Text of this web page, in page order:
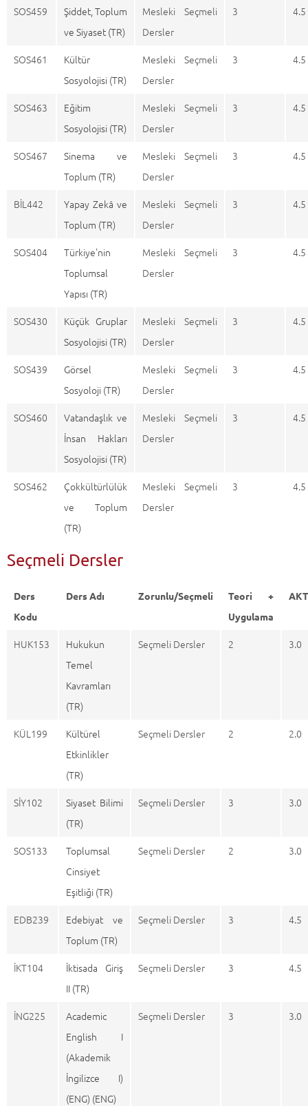
SOS459
Şiddet, Toplum
ve Siyaset (TR)
Mesleki Seçmeli
Dersler
3 4.5
SOS461
Kültür
Sosyolojisi (TR)
Mesleki Seçmeli
Dersler
3 4.5
SOS463
Eğitim
Sosyolojisi (TR)
Mesleki Seçmeli
Dersler
3 4.5
SOS467
Sinema ve
Toplum (TR)
Mesleki Seçmeli
Dersler
3 4.5
BİL442
Yapay Zekâ ve
Toplum (TR)
Mesleki Seçmeli
Dersler
3 4.5
SOS404
Türkiye'nin
Toplumsal
Yapısı (TR)
Mesleki Seçmeli
Dersler
3 4.5
SOS430
Küçük Gruplar
Sosyolojisi (TR)
Mesleki Seçmeli
Dersler
3 4.5
SOS439
Görsel
Sosyoloji (TR)
Mesleki Seçmeli
Dersler
3 4.5
SOS460
Vatandaşlık ve
İnsan Hakları
Sosyolojisi (TR)
Mesleki Seçmeli
Dersler
3 4.5
SOS462
Çokkültürlülük
ve Toplum
(TR)
Mesleki Seçmeli
Dersler
3 4.5
Seçmeli Dersler
Ders
Kodu
Ders Adı Zorunlu/Seçmeli
Teori +
Uygulama
HUK153
Hukukun
Temel
Kavramları
(TR)
Seçmeli Dersler 2 3.0
KÜL199
Kültürel
Etkinlikler
(TR)
Seçmeli Dersler 2 2.0
SİY102
Siyaset Bilimi
(TR)
Seçmeli Dersler 3 3.0
SOS133
Toplumsal
Cinsiyet
Eşitliği (TR)
Seçmeli Dersler 2 3.0
EDB239
Edebiyat ve
Toplum (TR)
Seçmeli Dersler 3 4.5
İKT104
İktisada Giriş
II (TR)
Seçmeli Dersler 3 4.5
İNG225
Academic
English I
(Akademik
İngilizce I)
(ENG) (ENG)
Seçmeli Dersler 3 3.0